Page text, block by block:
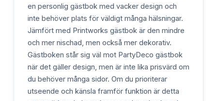
en personlig gästbok med vacker design och
inte behöver plats för väldigt många hälsningar.
Jämfört med Printworks gästbok är den mindre
och mer nischad, men också mer dekorativ.
Gästboken står sig väl mot PartyDeco gästbok
när det gäller design, men är inte lika prisvärd om
du behöver många sidor. Om du prioriterar
utseende och känsla framför funktion är detta